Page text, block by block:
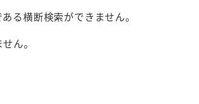
る横断検索ができません。
ん。